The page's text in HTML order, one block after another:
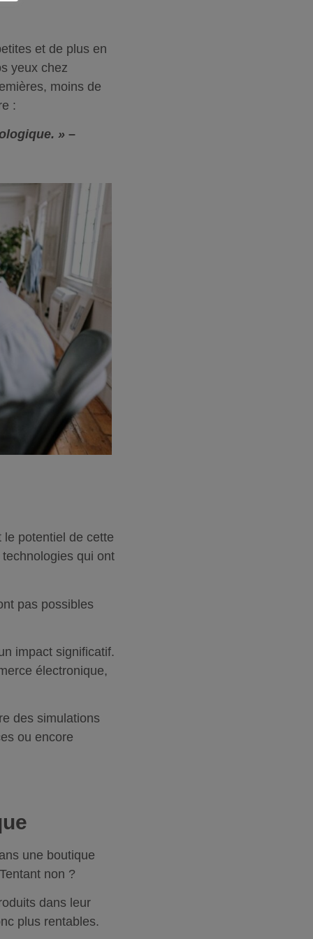
et de plus en
yeux chez
moins de
:
»–
le potentiel de cette
qui ont
pas possibles
impact significatif.
électronique,
des simulations
ou encore
une boutique
non ?
dans leur
plus rentables.